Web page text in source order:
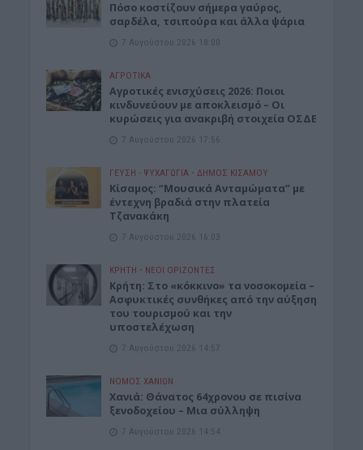
Πόσο κοστίζουν σήμερα γαύρος,
σαρδέλα, τσιπούρα και άλλα ψάρια
7 Αυγούστου 2026 18:00
ΑΓΡΟΤΙΚΑ
Αγροτικές ενισχύσεις 2026: Ποιοι
κινδυνεύουν με αποκλεισμό – Οι
κυρώσεις για ανακριβή στοιχεία ΟΣΔΕ
7 Αυγούστου 2026 17:56
ΓΕΎΣΗ - ΨΥΧΑΓΩΓΊΑ • ΔΉΜΟΣ ΚΙΣΆΜΟΥ
Κίσαμος: “Μουσικά Ανταμώματα” με
έντεχνη βραδιά στην πλατεία
Τζανακάκη
7 Αυγούστου 2026 16:03
ΚΡΗΤΗ • ΝΕΟΙ ΟΡΙΖΟΝΤΕΣ
Κρήτη: Στο «κόκκινο» τα νοσοκομεία –
Ασφυκτικές συνθήκες από την αύξηση
του τουρισμού και την
υποστελέχωση
7 Αυγούστου 2026 14:57
ΝΟΜΌΣ ΧΑΝΊΩΝ
Χανιά: Θάνατος 64χρονου σε πισίνα
ξενοδοχείου – Μια σύλληψη
7 Αυγούστου 2026 14:54